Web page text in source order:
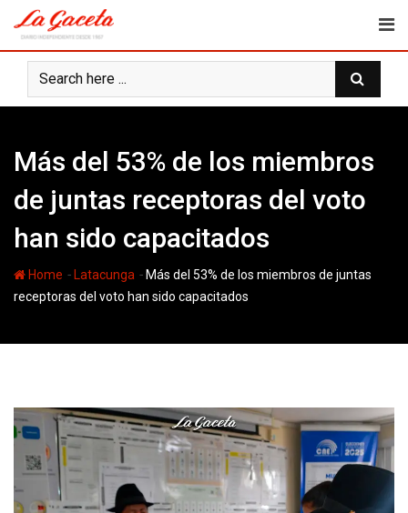
content
Más del 53% de los miembros
de juntas receptoras del voto
han sido capacitados
Home - Latacunga - Más del 53% de los miembros de juntas
receptoras del voto han sido capacitados